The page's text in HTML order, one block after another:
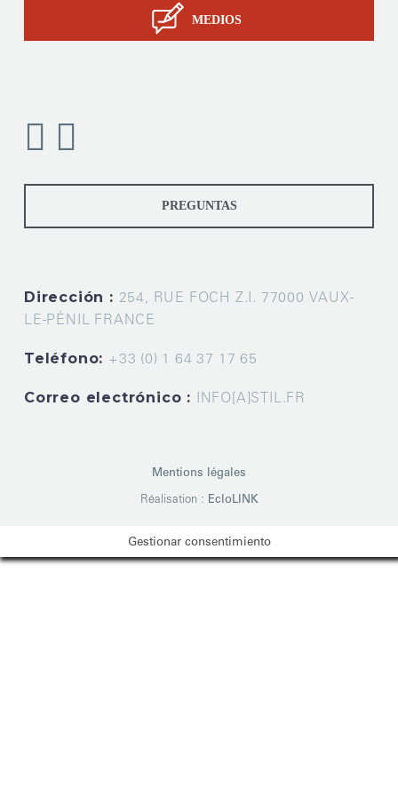
MEDIOS
PREGUNTAS
Dirección : 254, RUE FOCH Z.I. 77000 VAUX-
LE-PÉNIL FRANCE
Teléfono: +33 (0) 1 64 37 17 65
Correo electrónico : INFO[A]STIL.FR
Mentions légales
Réalisation : EcloLINK
Gestionar consentimiento